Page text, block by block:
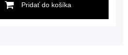
Pridať do košíka